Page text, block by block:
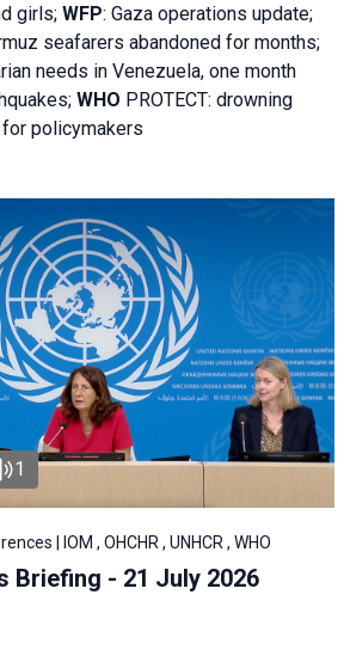
girls; WFP: Gaza operations update;
seafarers abandoned for months;
needs in Venezuela, one month
WHO PROTECT: drowning
policymakers
1
| IOM , OHCHR , UNHCR , WHO
Briefing - 21 July 2026